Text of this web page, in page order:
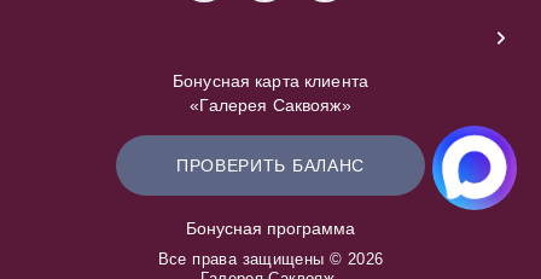
Бонусная карта клиента
«Галерея Саквояж»
ПРОВЕРИТЬ БАЛАНС
Бонусная программа
Все права защищены © 2026